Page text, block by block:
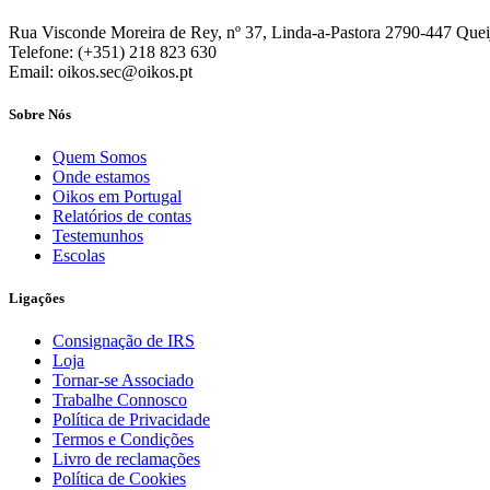
Rua Visconde Moreira de Rey, nº 37, Linda-a-Pastora 2790-447
Telefone: (+351) 218 823 630
Email: oikos.sec@oikos.pt
Sobre Nós
Quem Somos
Onde estamos
Oikos em Portugal
Relatórios de contas
Testemunhos
Escolas
Ligações
Consignação de IRS
Loja
Tornar-se Associado
Trabalhe Connosco
Política de Privacidade
Termos e Condições
Livro de reclamações
Política de Cookies